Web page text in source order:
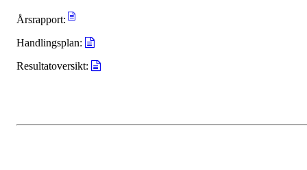
Årsrapport:
Handlingsplan:
Resultatoversikt: